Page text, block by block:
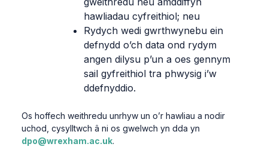
hawliadau cyfreithiol; neu
Rydych wedi gwrthwynebu ein
defnydd o’ch data ond rydym
angen dilysu p’un a oes gennym
sail gyfreithiol tra phwysig i’w
ddefnyddio.
Os hoffech weithredu unrhyw un o’r hawliau a nodir
uchod, cysylltwch â ni os gwelwch yn dda yn
dpo@wrexham.ac.uk.